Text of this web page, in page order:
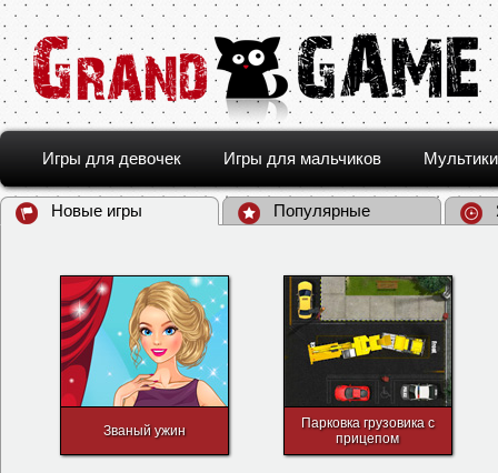
Игры для девочек Игры для мальчиков Мультики
Новые игры Популярные
Званый ужин
Парковка грузовика с
прицепом